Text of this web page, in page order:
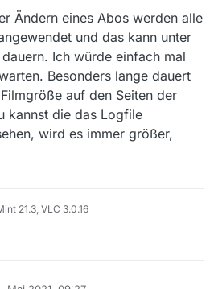
Ändern eines Abos werden alle
und das kann unter
Ich würde einfach mal
Besonders lange dauert
auf den Seiten der
kannst die das Logfile
wird es immer größer,
21.3, VLC 3.0.16